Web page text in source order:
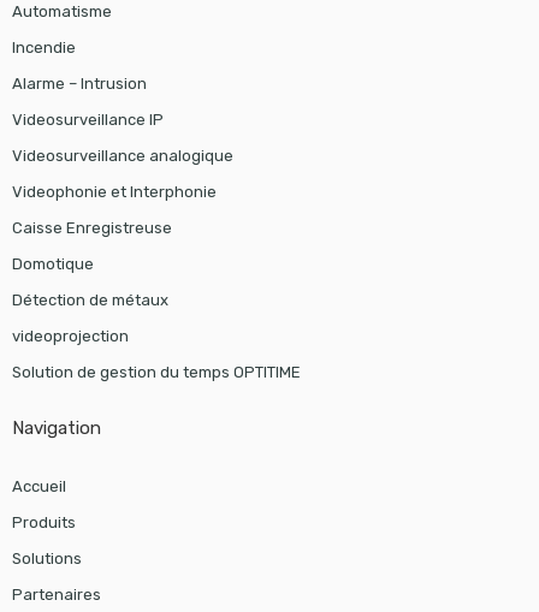
Automatisme
Incendie
Alarme – Intrusion
Videosurveillance IP
Videosurveillance analogique
Videophonie et Interphonie
Caisse Enregistreuse
Domotique
Détection de métaux
videoprojection
Solution de gestion du temps OPTITIME
Navigation
Accueil
Produits
Solutions
Partenaires